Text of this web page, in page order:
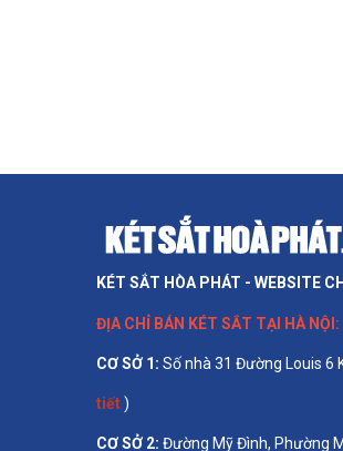
KÉT SẮT HÒA PHÁT - WEBSITE
ĐỊA CHỈ BÁN KÉT SẮT TẠI HÀ NỘI :
CƠ SỞ 1: Số nhà 31 Đường Louis 6
tiết)
CƠ SỞ 2: Đường Mỹ Đình, Phường